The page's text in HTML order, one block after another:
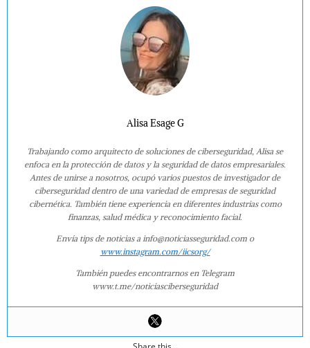
Alisa Esage G
Trabajando como arquitecto de soluciones de ciberseguridad, Alisa se
enfoca en la protección de datos y la seguridad de datos empresariales.
Antes de unirse a nosotros, ocupó varios puestos de investigador de
ciberseguridad dentro de una variedad de empresas de seguridad
cibernética. También tiene experiencia en diferentes industrias como
finanzas, salud médica y reconocimiento facial.
Envía tips de noticias a info@noticiasseguridad.com o
www.instagram.com/iicsorg/
También puedes encontrarnos en Telegram
www.t.me/noticiasciberseguridad